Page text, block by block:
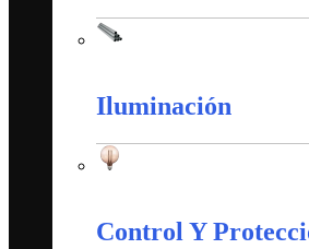
Iluminación
Control Y